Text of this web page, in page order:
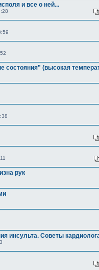
и все о ней...
состояния" (высокая
рук
инсульта. Советы